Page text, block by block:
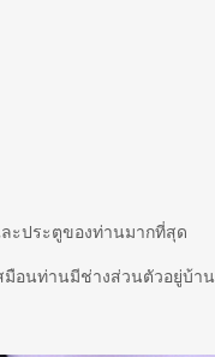
ละประตูของท่านมากที่สุด
สมือนท่านมีช่างส่วนตัวอยู่บ้าน